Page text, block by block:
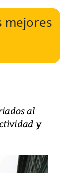
mejores
al
y